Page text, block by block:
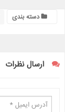
دسته بندی
ارسال نظرات